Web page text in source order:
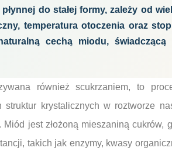
do stałej formy, zależy od
temperatura otoczenia oraz
cechą miodu,
również scukrzaniem, to
struktur krystalicznych w roztworze
Miód jest złożoną mieszaniną
takich jak enzymy, kwasy